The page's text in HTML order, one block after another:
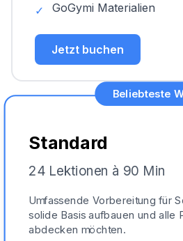
✓ GoGymi Materialien
Jetzt buchen
Beliebteste
Standard
24 Lektionen à 90 Min
Umfassende Vorbereitung für
solide Basis aufbauen und alle
abdecken möchten.